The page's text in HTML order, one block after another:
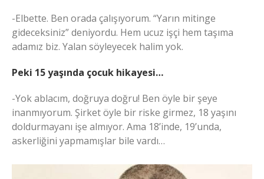
-Elbette. Ben orada çalışıyorum. “Yarın mitinge
gideceksiniz” deniyordu. Hem ucuz işçi hem taşıma
adamız biz. Yalan söyleyecek halim yok.
Peki 15 yaşında çocuk hikayesi…
-Yok ablacım, doğruya doğru! Ben öyle bir şeye
inanmıyorum. Şirket öyle bir riske girmez, 18 yaşını
doldurmayanı işe almıyor. Ama 18’inde, 19’unda,
askerliğini yapmamışlar bile vardı…